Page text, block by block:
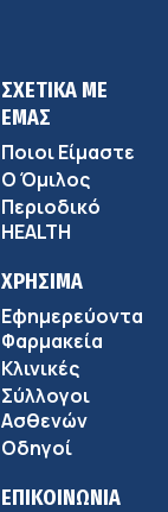
ΣΧΕΤΙΚΑ ΜΕ
ΕΜΑΣ
Ποιοι Είμαστε
Ο Όμιλος
Περιοδικό
HEALTH
ΧΡΗΣΙΜΑ
Εφημερεύοντα
Φαρμακεία
Κλινικές
Σύλλογοι
Ασθενών
Οδηγοί
ΕΠΙΚΟΙΝΩΝΙΑ